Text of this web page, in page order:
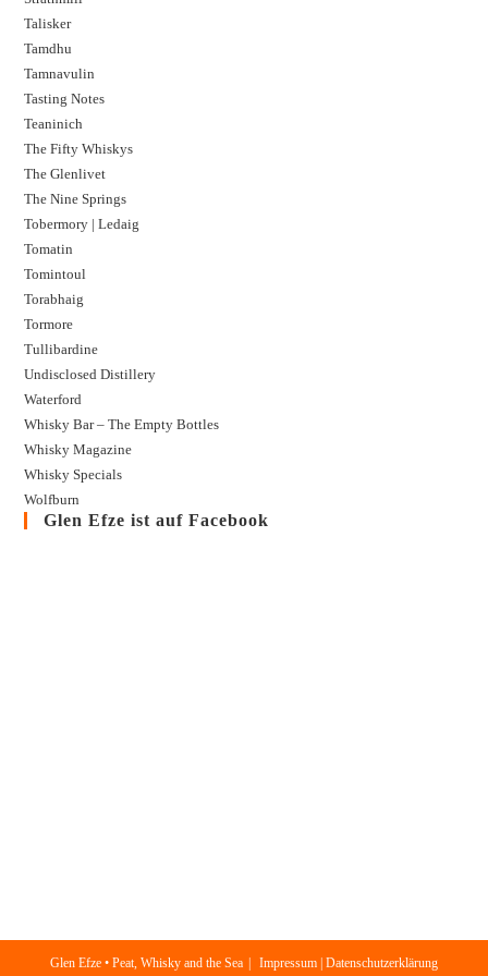
Talisker
Tamdhu
Tamnavulin
Tasting Notes
Teaninich
The Fifty Whiskys
The Glenlivet
The Nine Springs
Tobermory | Ledaig
Tomatin
Tomintoul
Torabhaig
Tormore
Tullibardine
Undisclosed Distillery
Waterford
Whisky Bar – The Empty Bottles
Whisky Magazine
Whisky Specials
Wolfburn
Glen Efze ist auf Facebook
Glen Efze • Peat, Whisky and the Sea Impressum | Datenschutzerklärung